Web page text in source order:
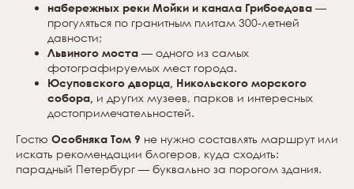
набережных реки Мойки и канала Грибоедова —
прогуляться по гранитным плитам 300-летней
давности;
Львиного моста — одного из самых
фотографируемых мест города.
Юсуповского дворца, Никольского морского
собора, и других музеев, парков и интересных
достопримечательностей.
Гостю Особняка Том 9 не нужно составлять маршрут или
искать рекомендации блогеров, куда сходить:
парадный Петербург — буквально за порогом здания.